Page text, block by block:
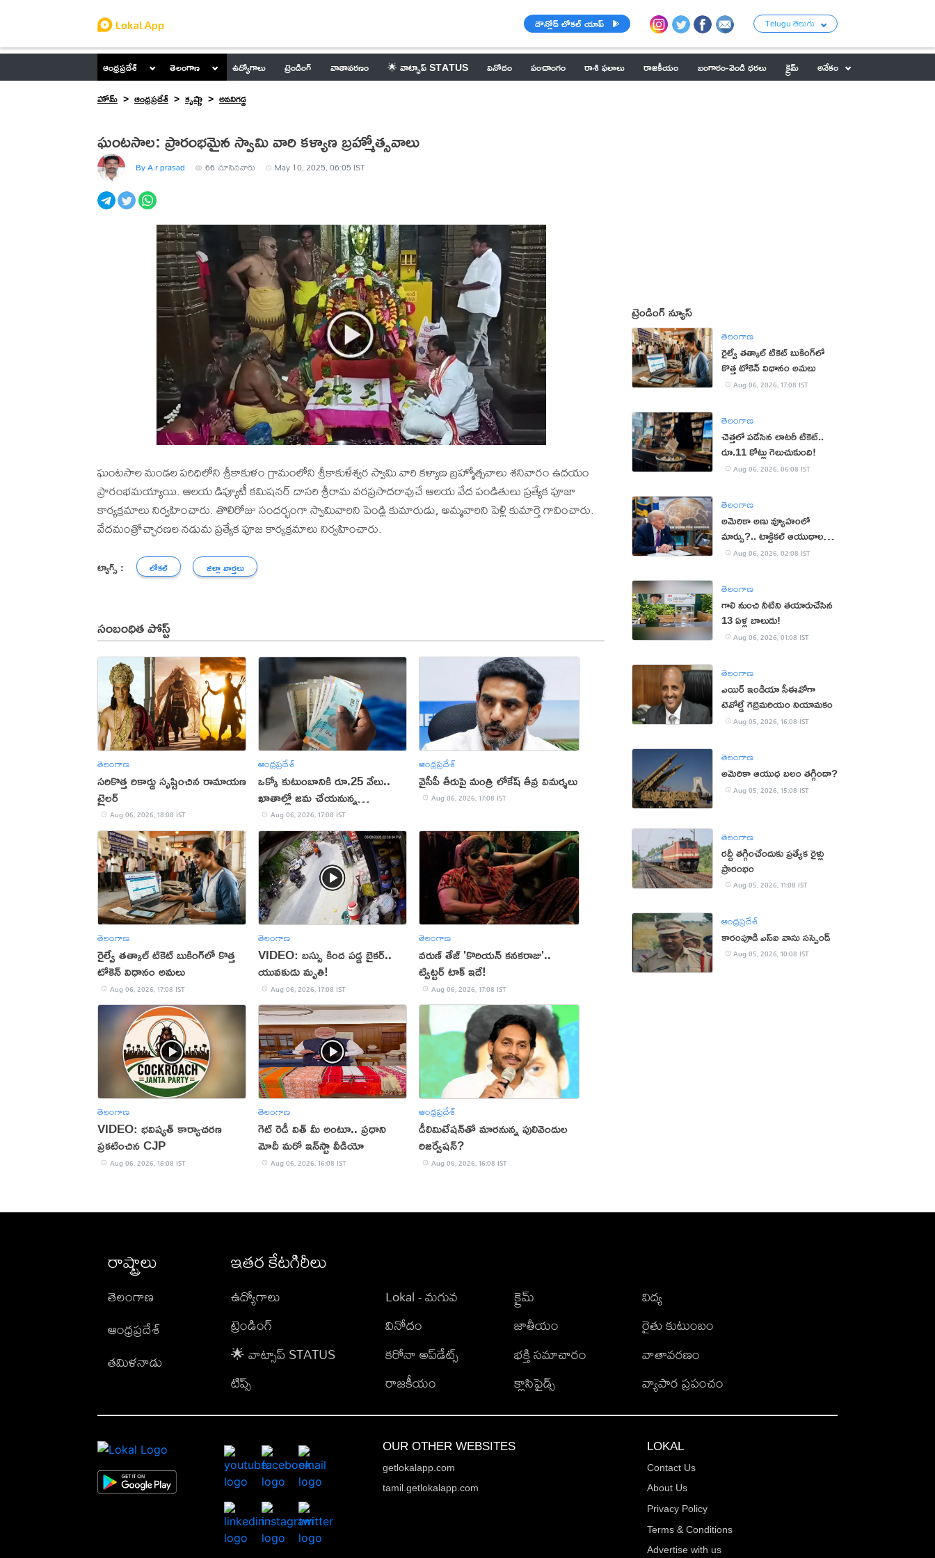
డౌన్లోడ్ లోకల్ యాప్ Telugu తెలుగు
ఆంధ్రప్రదేశ్ తెలంగాణ ఉద్యోగాలు ట్రెండింగ్ వాతావరణం 🌟 వాట్సాప్ STATUS వినోదం పంచాంగం రాశి ఫలాలు రాజకీయం బంగారం-వెండి ధరలు క్రైమ్
అనేకం
హోమ్
ఆంధ్రప్రదేశ్ కృష్ణా అవనిగడ్డ
ఘంటసాల: ప్రారంభమైన స్వామి వారి కళ్యాణ బ్రహ్మోత్సవాలు
By A.r.prasad 66 చూసినవారు May 10, 2025, 06:05 IST
ఘంటసాల మండల పరిధిలోని శ్రీకాకుళం గ్రామంలోని శ్రీకాకుళేశ్వర స్వామి వారి కళ్యాణ బ్రహ్మోత్సవాలు శనివారం ఉదయం
ప్రారంభమయ్యాయి. ఆలయ డిప్యూటీ కమిషనర్ దాసరి శ్రీరామ వరప్రసాదరావుచే ఆలయ వేద పండితులు ప్రత్యేక పూజా
కార్యక్రమాలు నిర్వహించారు. తొలిరోజు సందర్భంగా స్వామివారిని పెండ్లి కుమారుడు, అమ్మవారిని పెళ్లి కుమార్తె గావించారు.
వేదమంత్రోచ్ఛారణల నడుమ ప్రత్యేక పూజ కార్యక్రమాలు నిర్వహించారు.
ట్యాగ్స్ : లోకల్ జిల్లా వార్తలు
సంబంధిత పోస్ట్
తెలంగాణ
సరికొత్త రికార్డు సృష్టించిన రామాయణ
ట్రైలర్‌
Aug 06, 2026, 18:08 IST
ఆంధ్రప్రదేశ్
ఒక్కో కుటుంబానికి రూ.25 వేలు..
ఖాతాల్లో జ‌మ చేయ‌నున్న
ప్ర‌భుత్వం..!
Aug 06, 2026, 17:08 IST
ఆంధ్రప్రదేశ్
వైసీపీ తీరుపై మంత్రి లోకేష్ తీవ్ర విమర్శలు
Aug 06, 2026, 17:08 IST
తెలంగాణ
రైల్వే తత్కాల్ టికెట్ బుకింగ్‌లో కొత్త
టోకెన్ విధానం అమలు
Aug 06, 2026, 17:08 IST
తెలంగాణ
VIDEO: బస్సు కింద పడ్డ బైకర్..
యువకుడు మృతి!
Aug 06, 2026, 17:08 IST
తెలంగాణ
వరుణ్ తేజ్ 'కొరియన్ కనకరాజు'..
ట్విట్టర్ టాక్ ఇదే!
Aug 06, 2026, 17:08 IST
తెలంగాణ
VIDEO: భవిష్యత్ కార్యాచరణ
ప్రకటించిన CJP
Aug 06, 2026, 16:08 IST
తెలంగాణ
గెట్ రెడీ విత్ మీ అంటూ.. ప్రధాని
మోదీ మరో ఇన్‌స్టా వీడియో
Aug 06, 2026, 16:08 IST
ఆంధ్రప్రదేశ్
డీలిమిటేషన్‌తో మారనున్న పులివెందుల
రిజర్వేషన్?
Aug 06, 2026, 16:08 IST
ట్రెండింగ్ న్యూస్
తెలంగాణ
రైల్వే తత్కాల్ టికెట్ బుకింగ్‌లో
కొత్త టోకెన్ విధానం అమలు
Aug 06, 2026, 17:08 IST
తెలంగాణ
చెత్తలో పడేసిన లాటరీ టికెట్..
రూ.11 కోట్లు గెలుచుకుంది!
Aug 06, 2026, 06:08 IST
తెలంగాణ
అమెరికా అణు వ్యూహంలో
మార్పు?.. టాక్టికల్ ఆయుధాలకు
ప్రాధాన్యం!
Aug 06, 2026, 02:08 IST
తెలంగాణ
గాలి నుంచి నీటిని తయారుచేసిన
13 ఏళ్ల బాలుడు!
Aug 06, 2026, 01:08 IST
తెలంగాణ
ఎయిర్ ఇండియా సీఈవోగా
టెవోల్డే గెబ్రెమరియం నియామకం
Aug 05, 2026, 16:08 IST
తెలంగాణ
అమెరికా ఆయుధ బలం తగ్గిందా?
Aug 05, 2026, 15:08 IST
తెలంగాణ
రద్దీ తగ్గించేందుకు ప్రత్యేక రైళ్లు
ప్రారంభం
Aug 05, 2026, 11:08 IST
ఆంధ్రప్రదేశ్
కారంపూడి ఎస్ఐ వాసు స‌స్పెండ్‌
Aug 05, 2026, 10:08 IST
రాష్ట్రాలు
తెలంగాణ
ఆంధ్రప్రదేశ్
తమిళనాడు
ఇతర కేటగిరీలు
ఉద్యోగాలు
ట్రెండింగ్
🌟 వాట్సాప్ STATUS
టిప్స్
Lokal - మగువ
వినోదం
కరోనా అప్‌డేట్స్
రాజకీయం
క్రైమ్
జాతీయం
భక్తి సమాచారం
క్లాసిఫైడ్స్
విద్య
రైతు కుటుంబం
వాతావరణం
వ్యాపార ప్రపంచం
OUR OTHER WEBSITES
getlokalapp.com
tamil.getlokalapp.com
LOKAL
Contact Us
About Us
Privacy Policy
Terms & Conditions
Advertise with us